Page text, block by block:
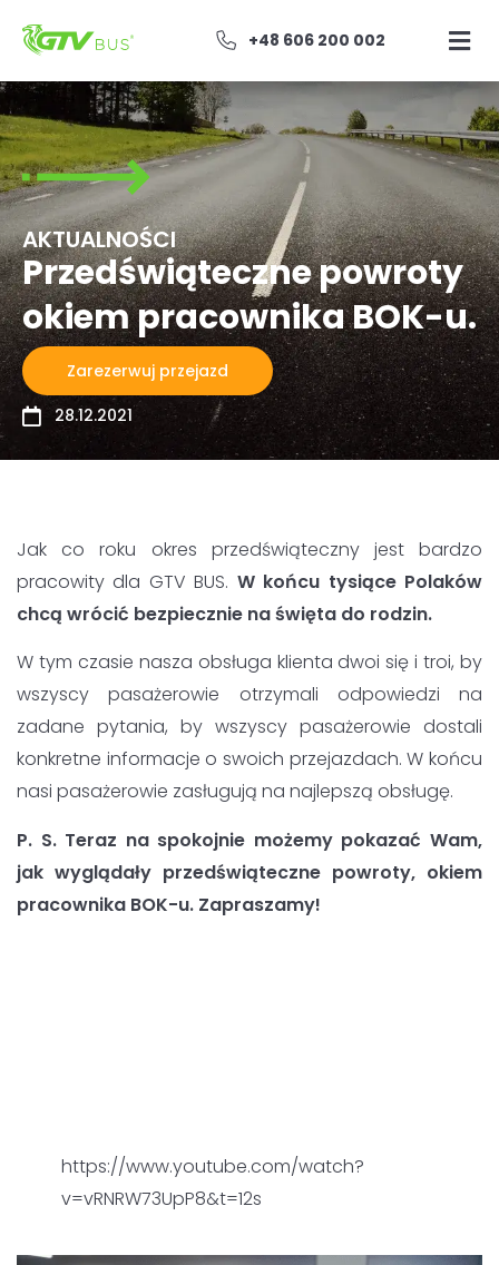
+48 606 200 002
AKTUALNOŚCI
Przedświąteczne powroty
okiem pracownika BOK-u.
Zarezerwuj przejazd
28.12.2021
Jak co roku okres przedświąteczny jest bardzo
pracowity dla GTV BUS. W końcu tysiące Polaków
chcą wrócić bezpiecznie na święta do rodzin.
W tym czasie nasza obsługa klienta dwoi się i troi, by
wszyscy pasażerowie otrzymali odpowiedzi na
zadane pytania, by wszyscy pasażerowie dostali
konkretne informacje o swoich przejazdach. W końcu
nasi pasażerowie zasługują na najlepszą obsługę.
P. S. Teraz na spokojnie możemy pokazać Wam,
jak wyglądały przedświąteczne powroty, okiem
pracownika BOK-u. Zapraszamy!
https://www.youtube.com/watch?
v=vRNRW73UpP8&t=12s